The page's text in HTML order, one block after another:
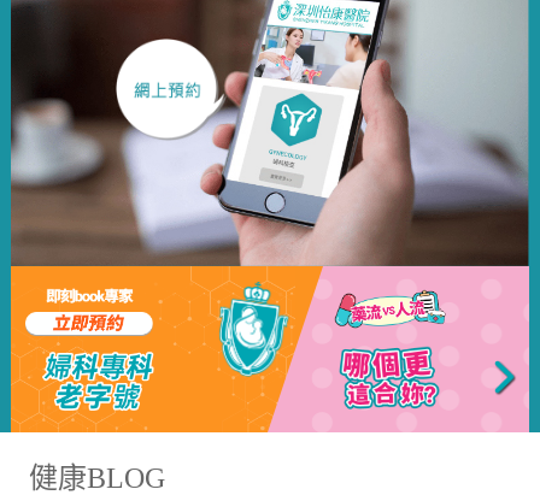
健康BLOG